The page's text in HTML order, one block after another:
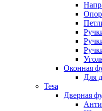
Оконная
Для
Tesa
Дверная